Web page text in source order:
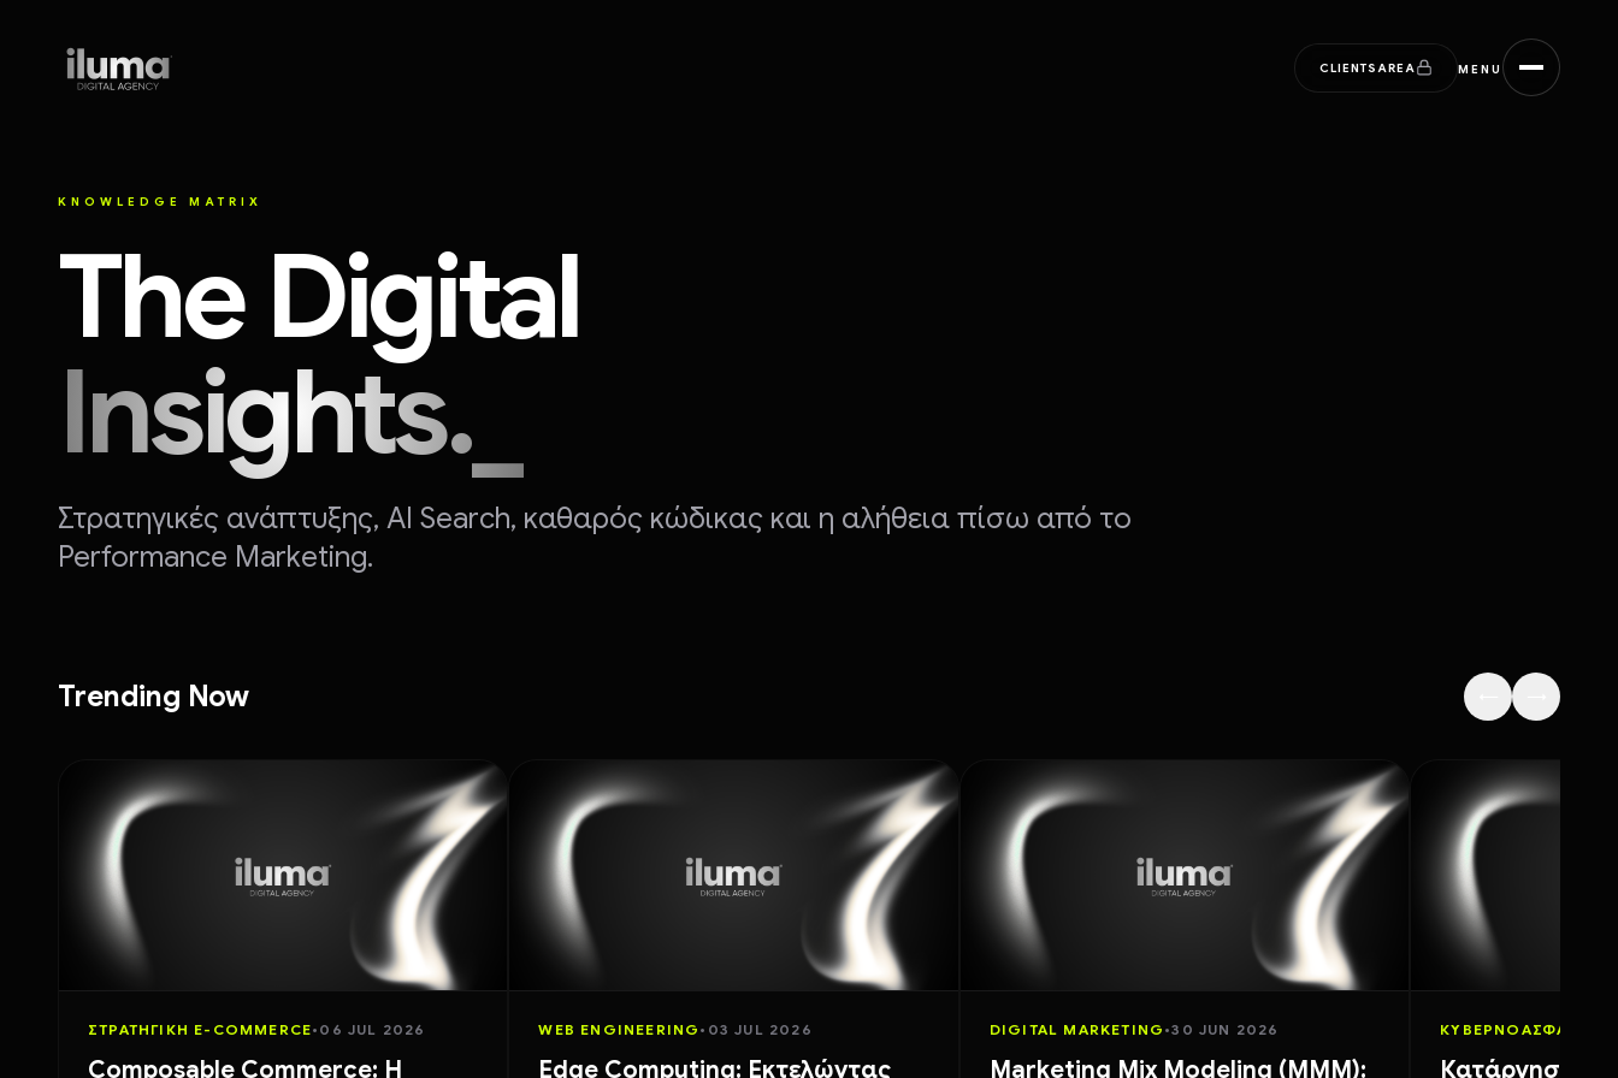
CLIENTS AREA MENU
KNOWLEDGE MATRIX
The Digital
Insights._
Στρατηγικές ανάπτυξης, AI Search, καθαρός κώδικας και η αλήθεια πίσω από το
Performance Marketing.
Trending Now
ΣΤΡΑΤΗΓΙΚΉ E-COMMERCE• 06 JUL 2026
Composable Commerce: Η
WEB ENGINEERING • 03 JUL 2026
Edge Computing: Εκτελώντας
DIGITAL MARKETING •30 JUN 2026
Marketing Mix Modeling (MMM):
ΚΥΒΕΡΝΟΑΣΦΆΛΕΙΑ
Κατάργηση